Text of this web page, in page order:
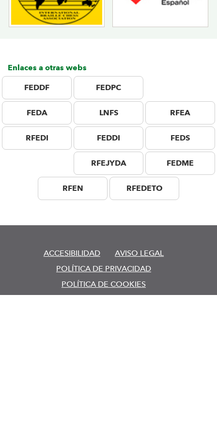
(se
(se
Enlaces a otras webs
FEDDF FEDPC
FEDA LNFS RFEA
RFEDI FEDDI FEDS
RFEJYDA FEDME
RFEN RFEDETO
ACCESIBILIDAD
AVISO LEGAL
POLÍTICA DE PRIVACIDAD
POLÍTICA DE COOKIES